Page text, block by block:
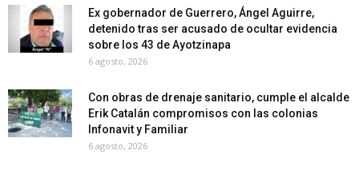
Ex gobernador de Guerrero, Ángel Aguirre,
detenido tras ser acusado de ocultar evidencia
sobre los 43 de Ayotzinapa
6 agosto, 2026
Con obras de drenaje sanitario, cumple el alcalde
Erik Catalán compromisos con las colonias
Infonavit y Familiar
6 agosto, 2026